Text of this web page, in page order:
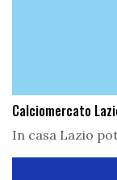
Calciomercato
In casa Lazio